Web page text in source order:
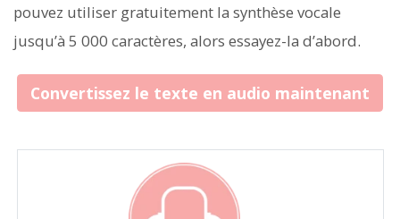
pouvez utiliser gratuitement la synthèse vocale
jusqu’à 5 000 caractères, alors essayez-la d’abord.
Convertissez le texte en audio maintenant